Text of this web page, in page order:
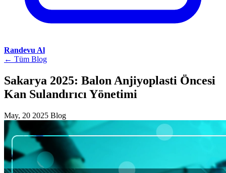
Randevu Al
← Tüm Blog
Sakarya 2025: Balon Anjiyoplasti Öncesi
Kan Sulandırıcı Yönetimi
May, 20 2025 Blog